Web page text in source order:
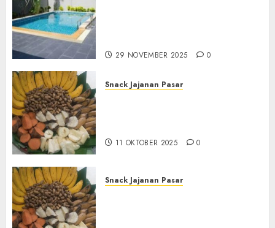
29 NOVEMBER 2025 0
Snack Jajanan Pasar
11 OKTOBER 2025 0
Snack Jajanan Pasar